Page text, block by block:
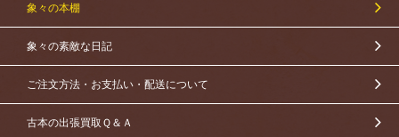
象々の本棚
象々の素敵な日記
ご注文方法・お支払い・配送について
古本の出張買取Ｑ＆Ａ